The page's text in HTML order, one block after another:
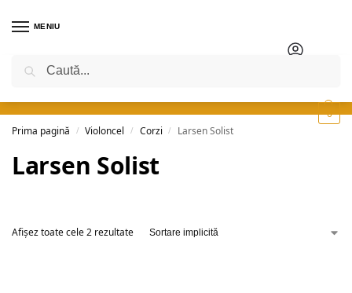
MENIU
0
Prima pagină
/ Violoncel / Corzi / Larsen Solist
Larsen Solist
Afișez toate cele 2 rezultate